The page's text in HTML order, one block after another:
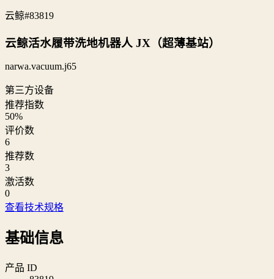
云鲸#83819
云鲸活水履带洗地机器人 JX（超薄基站）
narwa.vacuum.j65
第三方设备
推荐指数
50%
评价数
6
推荐数
3
激活数
0
查看技术规格
基础信息
产品 ID